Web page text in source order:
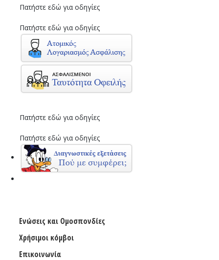
Πατήστε εδώ για οδηγίες
Πατήστε εδώ για οδηγίες
Πατήστε εδώ για οδηγίες
Πατήστε εδώ για οδηγίες
Ενώσεις και Ομοσπονδίες
Χρήσιμοι κόμβοι
Επικοινωνία